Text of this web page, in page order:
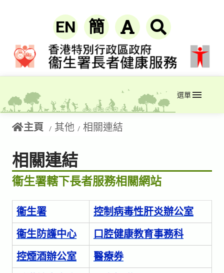
EN 簡
選單
主頁 其他 相關連結
相關連結
衞生署轄下長者服務相關網站
衞生署
控制病毒性肝炎辦公室
衞生防護中心
口腔健康教育事務科
控煙酒辦公室
醫療券